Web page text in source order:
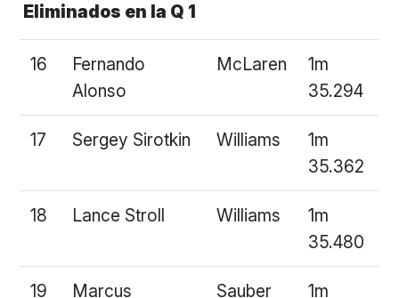
Eliminados en la Q 1
16
Fernando
Alonso
McLaren
1m
35.294
17 Sergey Sirotkin Williams
1m
35.362
18 Lance Stroll Williams
1m
35.480
19
Marcus
Sauber
1m